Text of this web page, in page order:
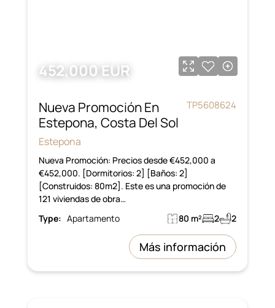
452,000 EUR
Nueva Promoción En
Estepona, Costa Del Sol
TP5608624
Estepona
Nueva Promoción: Precios desde €452,000 a
€452,000. [Dormitorios: 2] [Baños: 2]
[Construidos: 80m2]. Este es una promoción de
121 viviendas de obra…
Type: Apartamento 80 m² 2 2
Más información